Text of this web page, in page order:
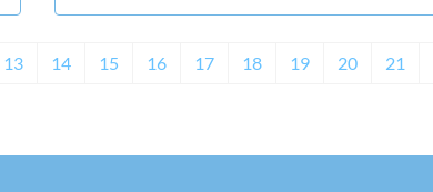
13 14 15 16 17 18 19 20 21